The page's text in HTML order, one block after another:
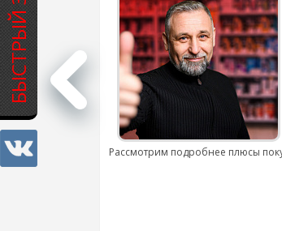
для
смены шин на
подробнее...
Рассмотрим подробнее плюсы